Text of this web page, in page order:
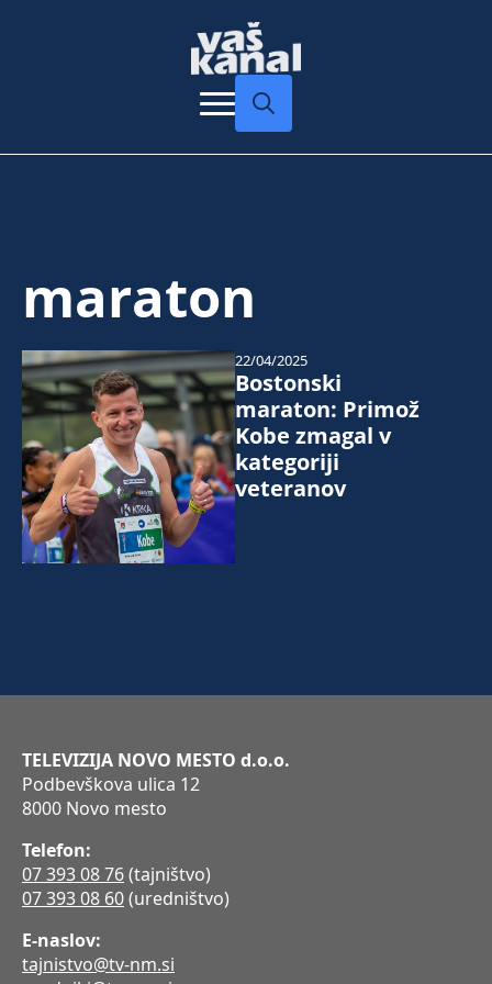
maraton
Bostonski
maraton: Primož
Kobe zmagal v
kategoriji
veteranov
22/04/2025
TELEVIZIJA NOVO MESTO d.o.o.
Podbevškova ulica 12
8000 Novo mesto
Telefon:
07 393 08 76(tajništvo)
07 393 08 60(uredništvo)
E-naslov:
tajnistvo@tv-nm.si